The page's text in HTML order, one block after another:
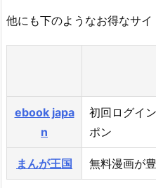
他にも下のようなお得なサイ
ebook japa
n
初回ログイ
ポン
まんが王国 無料漫画が